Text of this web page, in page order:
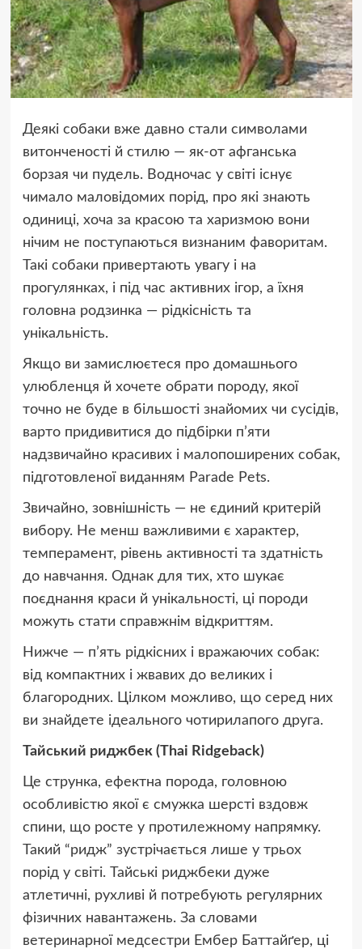
Деякі собаки вже давно стали символами
витонченості й стилю — як-от афганська
борзая чи пудель. Водночас у світі існує
чимало маловідомих порід, про які знають
одиниці, хоча за красою та харизмою вони
нічим не поступаються визнаним фаворитам.
Такі собаки привертають увагу і на
прогулянках, і під час активних ігор, а їхня
головна родзинка — рідкісність та
унікальність.
Якщо ви замислюєтеся про домашнього
улюбленця й хочете обрати породу, якої
точно не буде в більшості знайомих чи сусідів,
варто придивитися до підбірки п’яти
надзвичайно красивих і малопоширених собак,
підготовленої виданням Parade Pets.
Звичайно, зовнішність — не єдиний критерій
вибору. Не менш важливими є характер,
темперамент, рівень активності та здатність
до навчання. Однак для тих, хто шукає
поєднання краси й унікальності, ці породи
можуть стати справжнім відкриттям.
Нижче — п’ять рідкісних і вражаючих собак:
від компактних і жвавих до великих і
благородних. Цілком можливо, що серед них
ви знайдете ідеального чотирилапого друга.
Тайський риджбек (Thai Ridgeback)
Це струнка, ефектна порода, головною
особливістю якої є смужка шерсті вздовж
спини, що росте у протилежному напрямку.
Такий “ридж” зустрічається лише у трьох
порід у світі. Тайські риджбеки дуже
атлетичні, рухливі й потребують регулярних
фізичних навантажень. За словами
ветеринарної медсестри Ембер Баттайґер, ці